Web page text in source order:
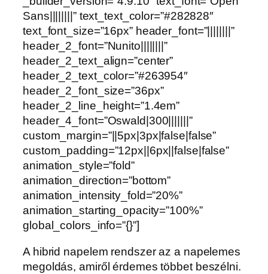
Sans||||||||” text_text_color=”#282828″
text_font_size=”16px” header_font=”||||||||”
header_2_font=”Nunito||||||||”
header_2_text_align=”center”
header_2_text_color=”#263954″
header_2_font_size=”36px”
header_2_line_height=”1.4em”
header_4_font=”Oswald|300|||||||”
custom_margin=”||5px|3px|false|false”
custom_padding=”12px||6px||false|false”
animation_style=”fold”
animation_direction=”bottom”
animation_intensity_fold=”20%”
animation_starting_opacity=”100%”
global_colors_info=”{}”]
A hibrid napelem rendszer az a napelemes
megoldás, amiről érdemes többet beszélni.